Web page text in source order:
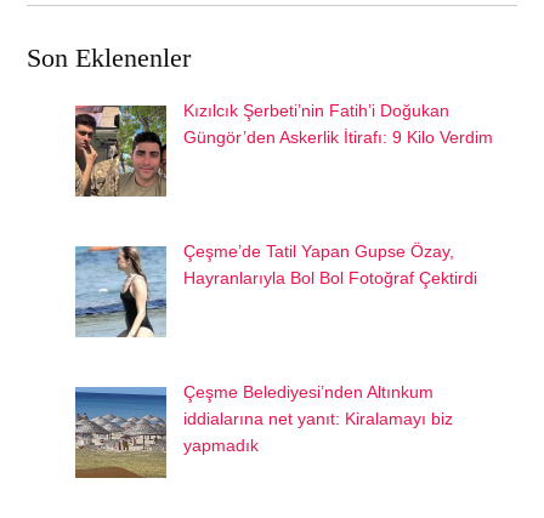
Son Eklenenler
Kızılcık Şerbeti’nin Fatih’i Doğukan
Güngör’den Askerlik İtirafı: 9 Kilo Verdim
Çeşme’de Tatil Yapan Gupse Özay,
Hayranlarıyla Bol Bol Fotoğraf Çektirdi
Çeşme Belediyesi’nden Altınkum
iddialarına net yanıt: Kiralamayı biz
yapmadık